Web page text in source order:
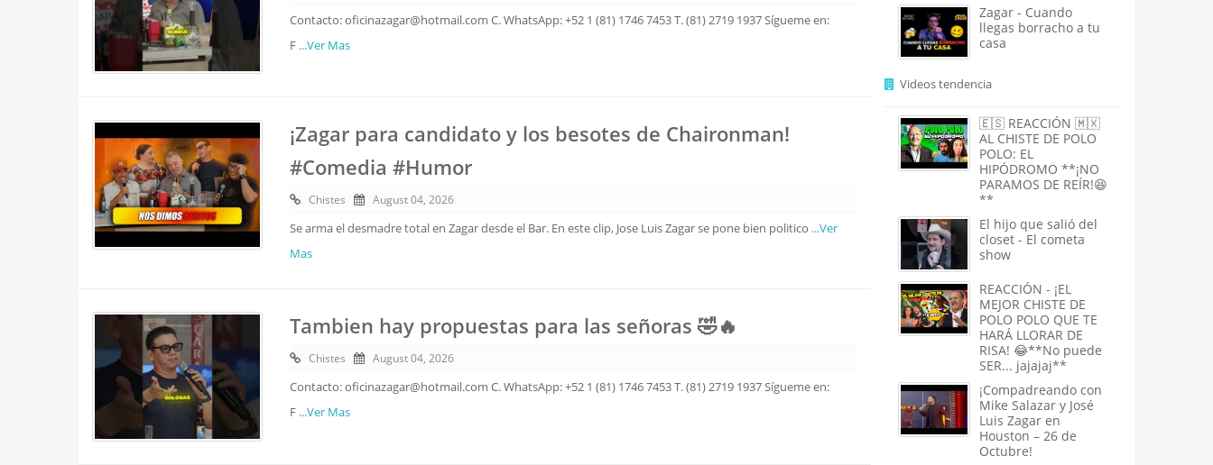
Contacto: oficinazagar@hotmail.com C. WhatsApp: +52 1 (81) 1746 7453 T. (81) 2719 1937 Sígueme en:
F ...Ver Mas
¡Zagar para candidato y los besotes de Chaironman!
#Comedia #Humor
Chistes August 04, 2026
Se arma el desmadre total en Zagar desde el Bar. En este clip, Jose Luis Zagar se pone bien politico ...Ver
Mas
Tambien hay propuestas para las señoras 🤣🔥
Chistes August 04, 2026
Contacto: oficinazagar@hotmail.com C. WhatsApp: +52 1 (81) 1746 7453 T. (81) 2719 1937 Sígueme en:
F ...Ver Mas
Zagar - Cuando
llegas borracho a tu
casa
Videos tendencia
🇪🇸 REACCIÓN 🇲🇽
AL CHISTE DE POLO
POLO: EL
HIPÓDROMO **¡NO
PARAMOS DE REÍR!😆
**
El hijo que salió del
closet - El cometa
show
REACCIÓN - ¡EL
MEJOR CHISTE DE
POLO POLO QUE TE
HARÁ LLORAR DE
RISA! 😂**No puede
SER... jajajaj**
¡Compadreando con
Mike Salazar y José
Luis Zagar en
Houston – 26 de
Octubre!